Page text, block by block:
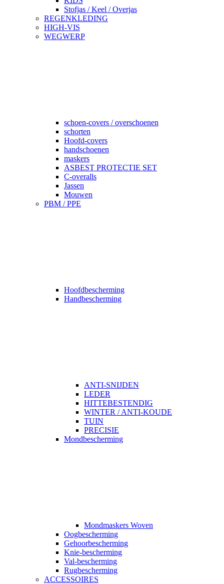
Stofjas / Keel / Overjas
REGENKLEDING
HIGH-VIS
WEGWERP
schoen-covers / overschoenen
schorten
Hoofd-covers
handschoenen
maskers
ASBEST PROTECTIE SET
C-overalls
Jassen
Mouwen
PBM / PPE
Hoofdbescherming
Handbescherming
ANTI-SNIJDEN
LEDER
HITTEBESTENDIG
WINTER / ANTI-KOUDE
TUIN
PRECISIE
Mondbescherming
Mondmaskers Woven
Oogbescherming
Gehoorbescherming
Knie-bescherming
Val-bescherming
Rugbescherming
ACCESSOIRES